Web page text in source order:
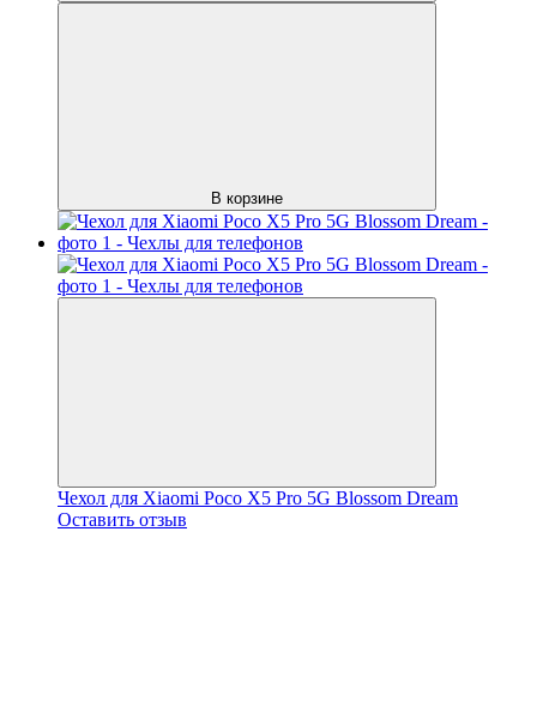
В корзине
Чехол для Xiaomi Poco X5 Pro 5G Blossom Dream
Оставить отзыв